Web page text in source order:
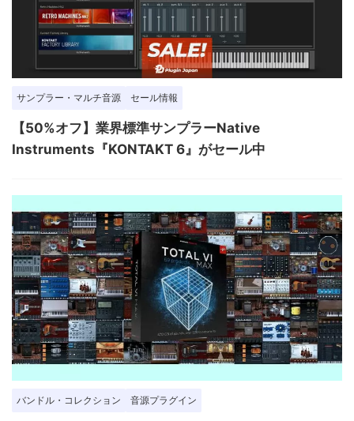
サンプラー・マルチ音源 セール情報
【50%オフ】業界標準サンプラーNative
Instruments『KONTAKT 6』がセール中
バンドル・コレクション 音源プラグイン